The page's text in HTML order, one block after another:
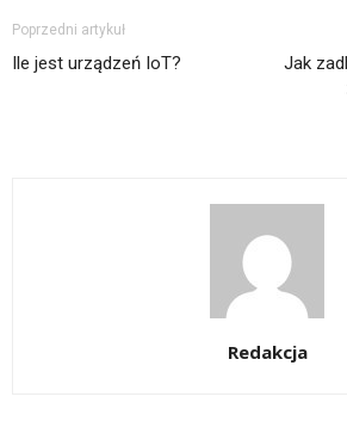
Poprzedni artykuł
Ile jest urządzeń IoT?
Jak
Redakcja